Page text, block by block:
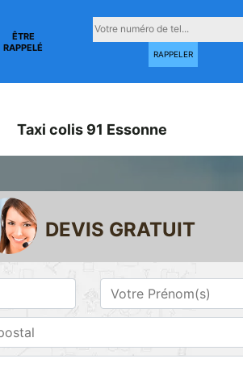
ÊTRE
RAPPELÉ
Taxi colis 91 Essonne
Taxi conventionné
91 Essonne
DEVIS GRATUIT